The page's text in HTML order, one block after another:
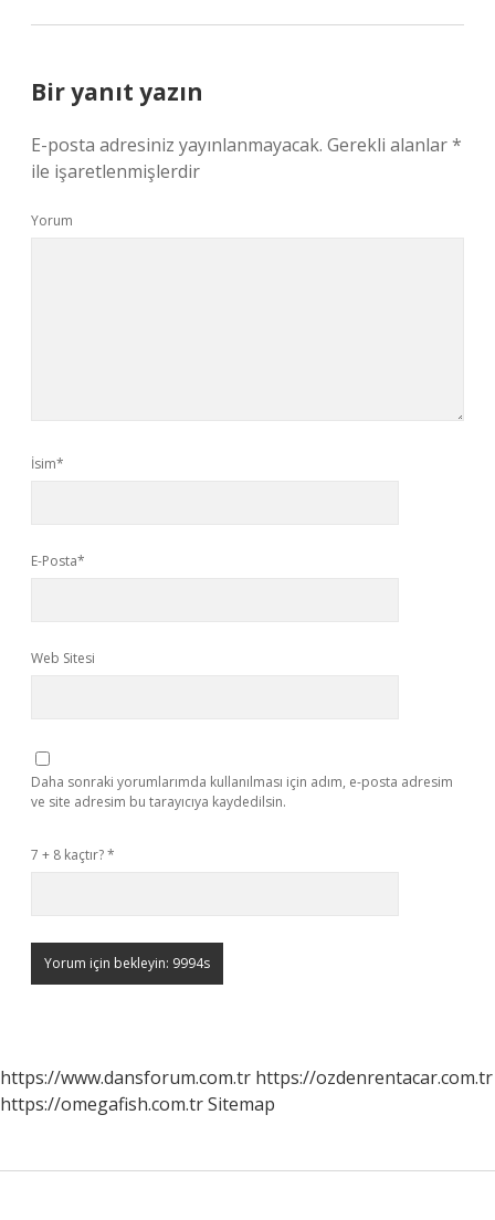
Bir yanıt yazın
E-posta adresiniz yayınlanmayacak. Gerekli alanlar*
ile işaretlenmişlerdir
Yorum
İsim*
E-Posta*
Web Sitesi
Daha sonraki yorumlarımda kullanılması için adım, e-posta adresim
ve site adresim bu tarayıcıya kaydedilsin.
7 + 8 kaçtır?*
https://www.dansforum.com.tr https://ozdenrentacar.com.tr
https://omegafish.com.trSitemap